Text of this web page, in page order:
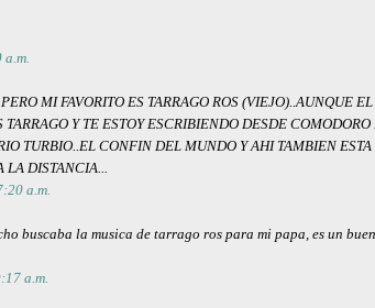
MI FAVORITO ES TARRAGO ROS (VIEJO)..AUNQUE
Y TE ESTOY ESCRIBIENDO DESDE
TURBIO..EL CONFIN DEL MUNDO Y AHI TAMBIEN
DISTANCIA...
a.m.
buscaba la musica de tarrago ros para mi papa, es un
a.m.